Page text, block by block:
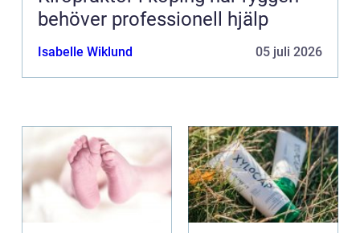
behöver professionell hjälp
Isabelle Wiklund 05 juli 2026